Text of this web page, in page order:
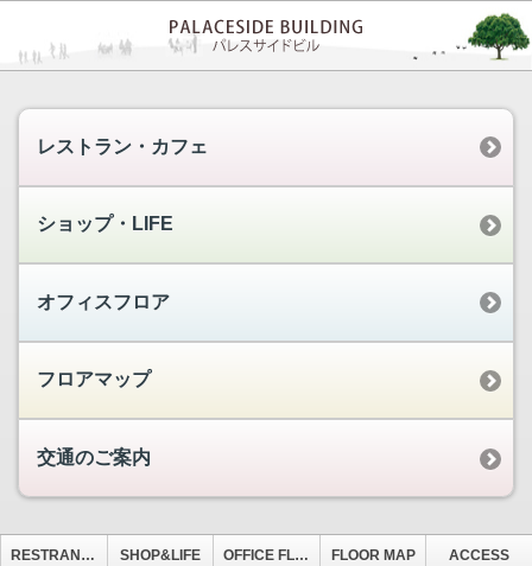
レストラン・カフェ
ショップ・LIFE
オフィスフロア
フロアマップ
交通のご案内
RESTRANT&CAFE SHOP&LIFE OFFICE FLOOR FLOOR MAP ACCESS